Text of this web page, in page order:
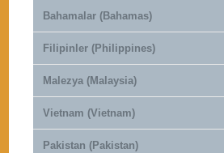
Bahamalar (Bahamas)
Filipinler (Philippines)
Malezya (Malaysia)
Vietnam (Vietnam)
Pakistan (Pakistan)